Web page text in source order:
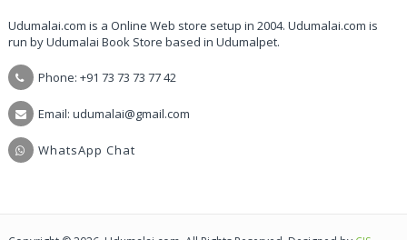
Udumalai.com is a Online Web store setup in 2004. Udumalai.com is
run by Udumalai Book Store based in Udumalpet.
Phone: +91 73 73 73 77 42
Email: udumalai@gmail.com
WhatsApp Chat